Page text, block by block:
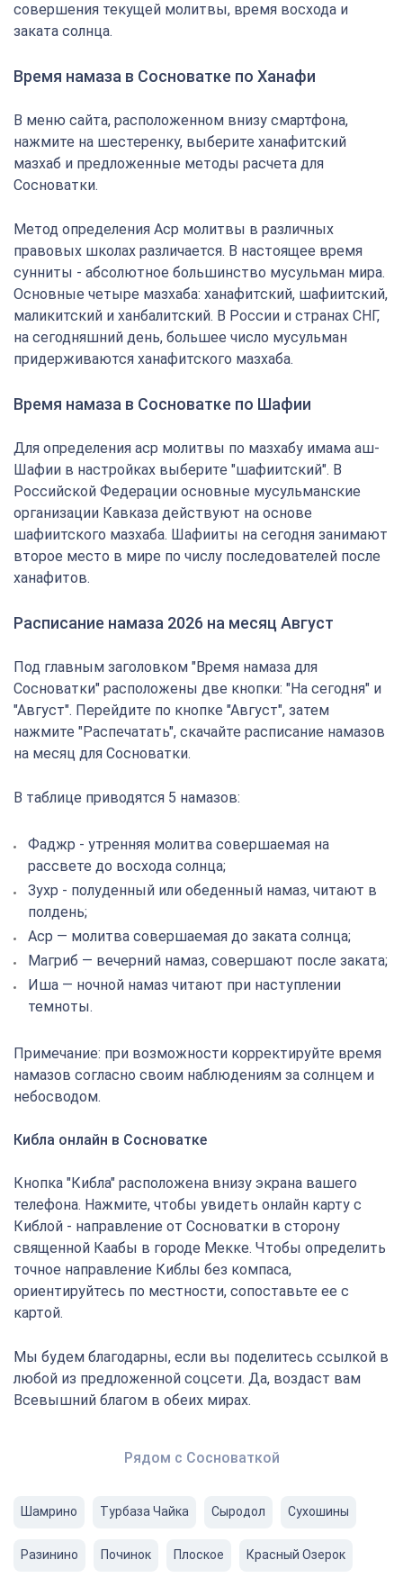
совершения текущей молитвы, время восхода и
заката солнца.
Время намаза в Сосноватке по Ханафи
В меню сайта, расположенном внизу смартфона,
нажмите на шестеренку, выберите ханафитский
мазхаб и предложенные методы расчета для
Сосноватки.
Метод определения Аср молитвы в различных
правовых школах различается. В настоящее время
сунниты - абсолютное большинство мусульман мира.
Основные четыре мазхаба: ханафитский, шафиитский,
маликитский и ханбалитский. В России и странах СНГ,
на сегодняшний день, большее число мусульман
придерживаются ханафитского мазхаба.
Время намаза в Сосноватке по Шафии
Для определения аср молитвы по мазхабу имама аш-
Шафии в настройках выберите "шафиитский". В
Российской Федерации основные мусульманские
организации Кавказа действуют на основе
шафиитского мазхаба. Шафииты на сегодня занимают
второе место в мире по числу последователей после
ханафитов.
Расписание намаза 2026 на месяц Август
Под главным заголовком "Время намаза для
Сосноватки" расположены две кнопки: "На сегодня" и
"Август". Перейдите по кнопке "Август", затем
нажмите "Распечатать", скачайте расписание намазов
на месяц для Сосноватки.
В таблице приводятся 5 намазов:
Фаджр - утренняя молитва совершаемая на
рассвете до восхода солнца;
Зухр - полуденный или обеденный намаз, читают в
полдень;
Аср — молитва совершаемая до заката солнца;
Магриб — вечерний намаз, совершают после заката;
Иша — ночной намаз читают при наступлении
темноты.
Примечание: при возможности корректируйте время
намазов согласно своим наблюдениям за солнцем и
небосводом.
Кибла онлайн в Сосноватке
Кнопка "Кибла" расположена внизу экрана вашего
телефона. Нажмите, чтобы увидеть онлайн карту с
Киблой - направление от Сосноватки в сторону
священной Каабы в городе Мекке. Чтобы определить
точное направление Киблы без компаса,
ориентируйтесь по местности, сопоставьте ее с
картой.
Мы будем благодарны, если вы поделитесь ссылкой в
любой из предложенной соцсети. Да, воздаст вам
Всевышний благом в обеих мирах.
Рядом с Сосноваткой
Шамрино Турбаза Чайка Сыродол Сухошины
Разинино Починок Плоское Красный Озерок